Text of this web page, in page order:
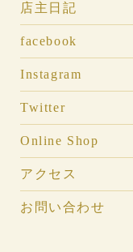
店主日記
facebook
Instagram
Twitter
Online Shop
アクセス
お問い合わせ